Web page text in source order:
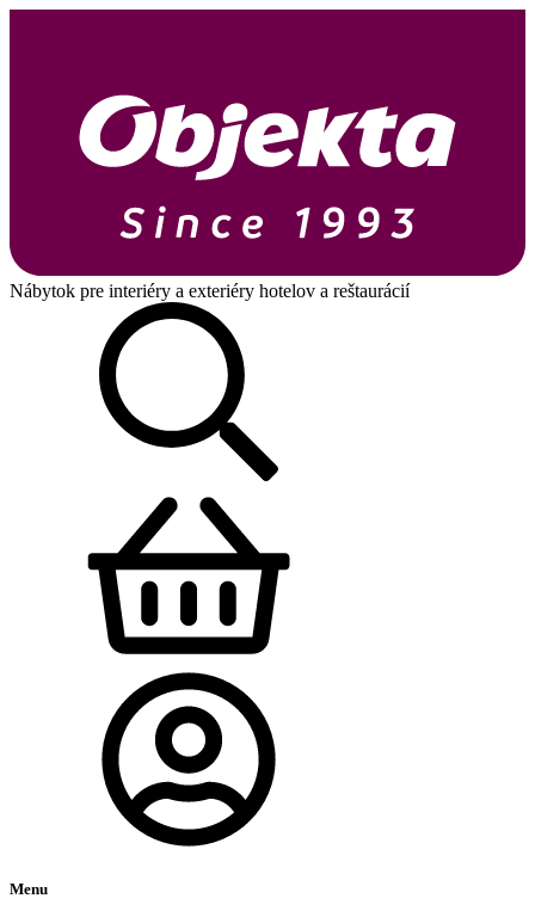
Nábytok pre interiéry a exteriéry hotelov a reštaurácií
Menu